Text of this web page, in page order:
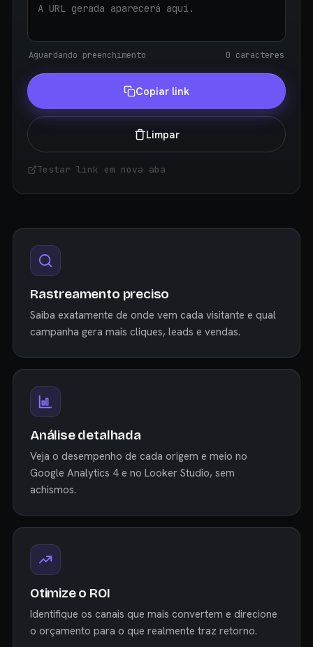
A URL gerada aparecerá aqui.
Aguardando preenchimento 0 caracteres
Copiar link
Limpar
Testar link em nova aba
Rastreamento preciso
Saiba exatamente de onde vem cada visitante e qual
campanha gera mais cliques, leads e vendas.
Análise detalhada
Veja o desempenho de cada origem e meio no
Google Analytics 4 e no Looker Studio, sem
achismos.
Otimize o ROI
Identifique os canais que mais convertem e direcione
o orçamento para o que realmente traz retorno.